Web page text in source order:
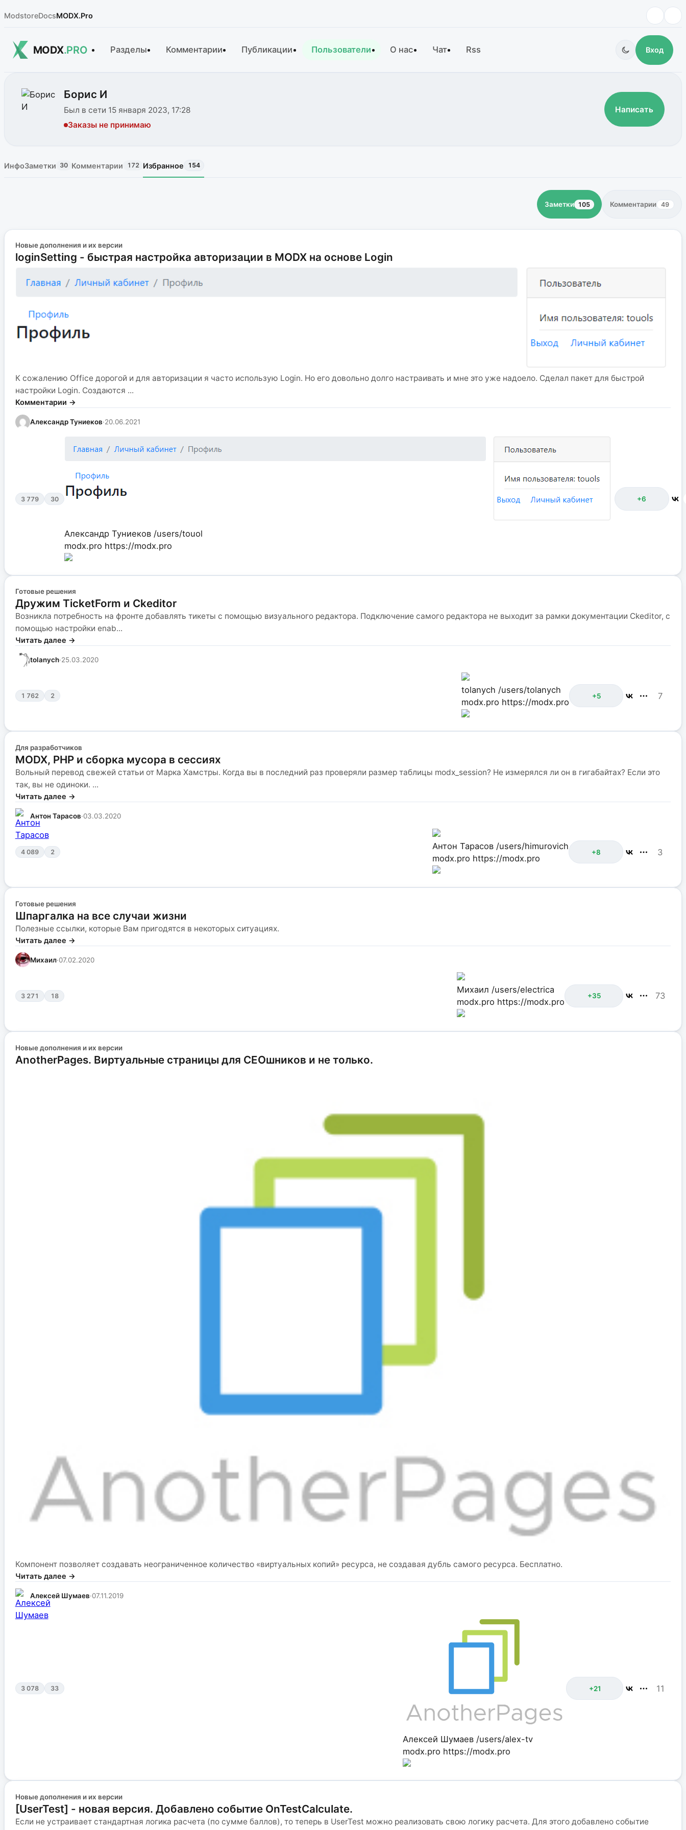
ModstoreDocsMODX.Pro
MODX.PRO Разделы Комментарии Публикации Пользователи О нас Чат Rss Вход
Борис И
Был в сети 15 января 2023, 17:28
Заказы не принимаю
Написать
ИнфоЗаметки 30 Комментарии 172 Избранное 154
Заметки 105 Комментарии 49
Новые дополнения и их версии
loginSetting - быстрая настройка авторизации в MODX на основе Login
К сожалению Office дорогой и для авторизации я часто использую Login. Но его довольно долго настраивать и мне это уже надоело. Сделал пакет для быстрой
настройки Login. Создаются ...
Комментарии →
Александр Туниеков·20.06.2021
3 779 30
Александр Туниеков /users/touol
modx.pro https://modx.pro
+6
Готовые решения
Дружим TicketForm и Ckeditor
Возникла потребность на фронте добавлять тикеты с помощью визуального редактора. Подключение самого редактора не выходит за рамки документации Ckeditor, с
помощью настройки enab...
Читать далее →
tolanych·25.03.2020
1 762 2
tolanych /users/tolanych
modx.pro https://modx.pro
+5 7
Для разработчиков
MODX, PHP и сборка мусора в сессиях
Вольный перевод свежей статьи от Марка Хамстры. Когда вы в последний раз проверяли размер таблицы modx_session? Не измерялся ли он в гигабайтах? Если это
так, вы не одиноки. ...
Читать далее →
Антон Тарасов·03.03.2020
4 089 2
Антон Тарасов /users/himurovich
modx.pro https://modx.pro
+8 3
Готовые решения
Шпаргалка на все случаи жизни
Полезные ссылки, которые Вам пригодятся в некоторых ситуациях.
Читать далее →
Михаил·07.02.2020
3 271 18
Михаил /users/electrica
modx.pro https://modx.pro
+35 73
Новые дополнения и их версии
AnotherPages. Виртуальные страницы для СЕОшников и не только.
Компонент позволяет создавать неограниченное количество «виртуальных копий» ресурса, не создавая дубль самого ресурса. Бесплатно.
Читать далее →
Алексей Шумаев·07.11.2019
3 078 33
Алексей Шумаев /users/alex-tv
modx.pro https://modx.pro
+21 11
Новые дополнения и их версии
[UserTest] - новая версия. Добавлено событие OnTestCalculate.
Если не устраивает стандартная логика расчета (по сумме баллов), то теперь в UserTest можно реализовать свою логику расчета. Для этого добавлено событие